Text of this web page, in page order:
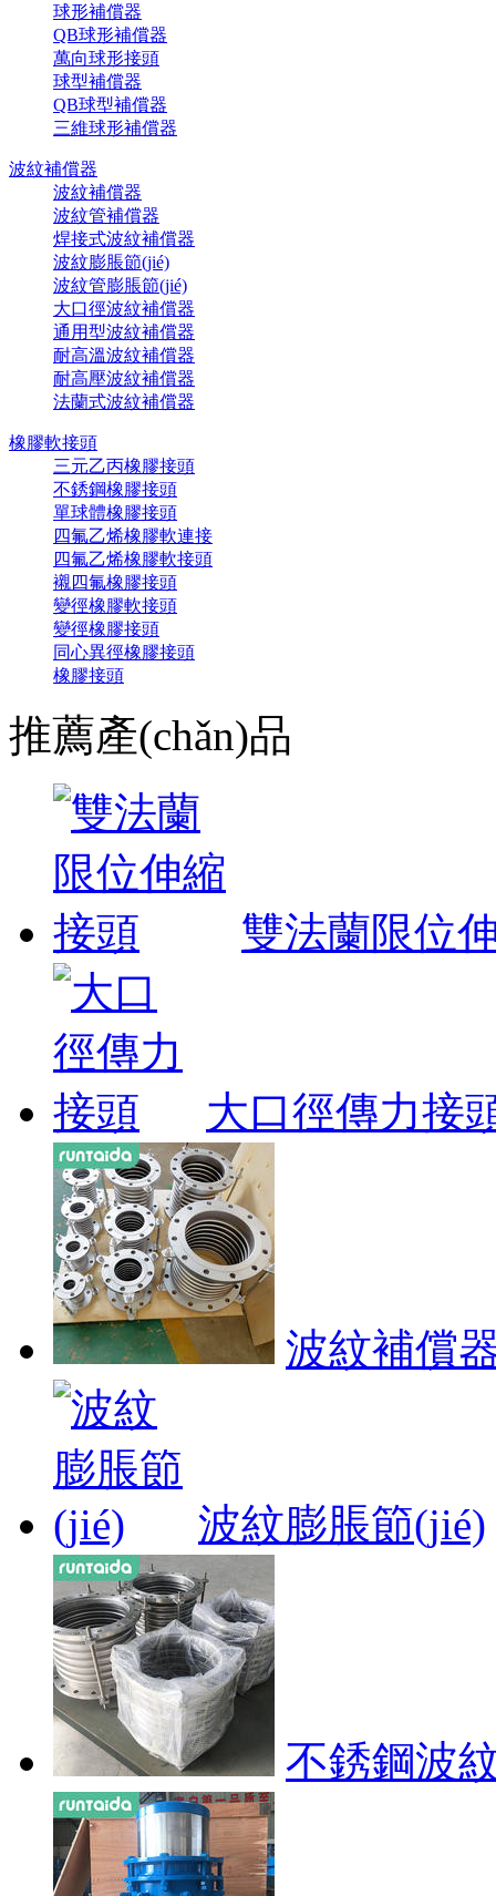
球形補償器
QB球形補償器
萬向球形接頭
球型補償器
QB球型補償器
三維球形補償器
波紋補償器
波紋補償器
波紋管補償器
焊接式波紋補償器
波紋膨脹節(jié)
波紋管膨脹節(jié)
大口徑波紋補償器
通用型波紋補償器
耐高溫波紋補償器
耐高壓波紋補償器
法蘭式波紋補償器
橡膠軟接頭
三元乙丙橡膠接頭
不銹鋼橡膠接頭
單球體橡膠接頭
四氟乙烯橡膠軟連接
四氟乙烯橡膠軟接頭
襯四氟橡膠接頭
變徑橡膠軟接頭
變徑橡膠接頭
同心異徑橡膠接頭
橡膠接頭
推薦產(chǎn)品
雙法蘭限位
大口徑傳力接
波紋補償
波紋膨脹節(jié)
不銹鋼波